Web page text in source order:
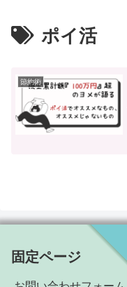
ポイ活
節約術
固定ページ